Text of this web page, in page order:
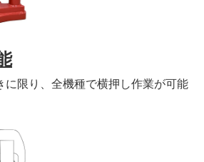
に限り、全機種で横押し作業が可能